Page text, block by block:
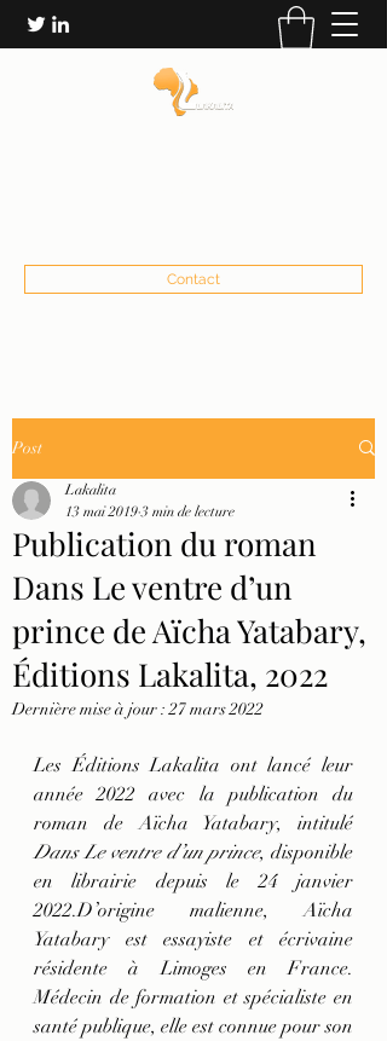
Contact
Post
Publication du roman
Dans Le ventre d’un
prince de Aïcha Yatabary,
Éditions Lakalita, 2022
Lakalita
13 mai 2019 3 min de lecture
Dernière mise à jour :27 mars 2022
Les Éditions Lakalita ont lancé leur
année 2022 avec la publication du
roman de Aïcha Yatabary,
Dans Le ventre d’un prince, disponible
en librairie depuis le 24 janvier
2022.D’origine malienne, Aïcha
Yatabary est essayiste et écrivaine
résidente à Limoges en France.
Médecin de formation et spécialiste en
santé publique, elle est connue pour son